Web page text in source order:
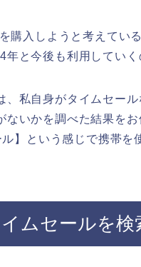
購入しようと考えてい
と今後も利用していく
、私自身がタイムセー
ないかを調べた結果を
】という感じで携帯を
ムセールを